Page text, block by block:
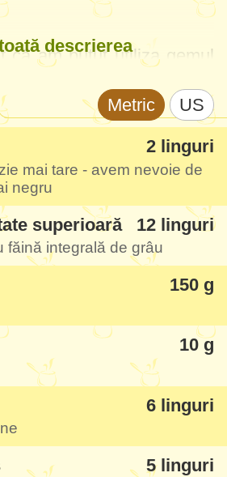
că am putut utiliza gemul
l dau și ce să mai gătesc.
descrierea
Metric US
2 linguri
mai tare - avem nevoie de
negru
superioară 12 linguri
făină integrală de grâu
150 g
10 g
6 linguri
5 linguri